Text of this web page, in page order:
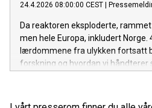
24.4.2026 08:00:00 CEST
Da reaktoren eksploderte,
men hele Europa, inkludert Norge.
lærdommene fra ulykken fortsatt
forskning og hvordan vi håndterer